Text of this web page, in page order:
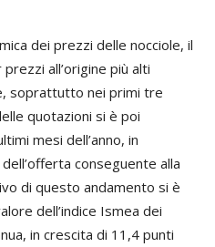
dei prezzi delle nocciole, il
all’origine più alti
soprattutto nei primi tre
quotazioni si è poi
mesi dell’anno, in
conseguente alla
di questo andamento si è
dell’indice Ismea dei
in crescita di 11,4 punti